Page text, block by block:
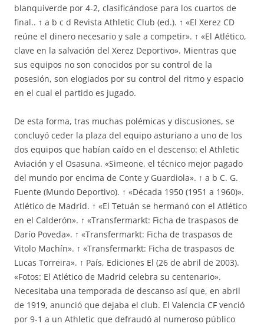
blanquiverde por 4-2, clasificándose para los cuartos de
final.. ↑ a b c d Revista Athletic Club (ed.). ↑ «El Xerez CD
reúne el dinero necesario y sale a competir». ↑ «El Atlético,
clave en la salvación del Xerez Deportivo». Mientras que
sus equipos no son conocidos por su control de la
posesión, son elogiados por su control del ritmo y espacio
en el cual el partido es jugado.
De esta forma, tras muchas polémicas y discusiones, se
concluyó ceder la plaza del equipo asturiano a uno de los
dos equipos que habían caído en el descenso: el Athletic
Aviación y el Osasuna. «Simeone, el técnico mejor pagado
del mundo por encima de Conte y Guardiola». ↑ a b C. G.
Fuente (Mundo Deportivo). ↑ «Década 1950 (1951 a 1960)».
Atlético de Madrid. ↑ «El Tetuán se hermanó con el Atlético
en el Calderón». ↑ «Transfermarkt: Ficha de traspasos de
Darío Poveda». ↑ «Transfermarkt: Ficha de traspasos de
Vitolo Machín». ↑ «Transfermarkt: Ficha de traspasos de
Lucas Torreira». ↑ País, Ediciones El (26 de abril de 2003).
«Fotos: El Atlético de Madrid celebra su centenario».
Necesitaba una temporada de descanso así que, en abril
de 1919, anunció que dejaba el club. El Valencia CF venció
por 9-1 a un Athletic que defraudó al numeroso público